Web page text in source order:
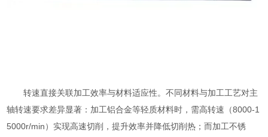
转速直接关联加工效率与材料适应性。不同材料与加工工艺对主
轴转速要求差异显著：加工铝合金等轻质材料时，需高转速（8000-1
5000r/min）实现高速切削，提升效率并降低切削热；而加工不锈